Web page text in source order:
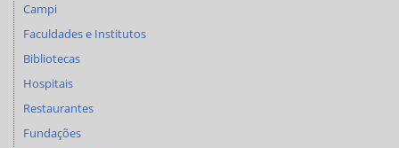
Campi
Faculdades e Institutos
Bibliotecas
Hospitais
Restaurantes
Fundações